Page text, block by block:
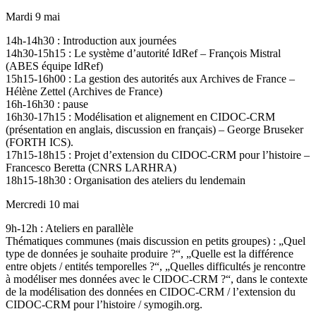
Mardi 9 mai
14h-14h30 : Introduction aux journées
14h30-15h15 : Le système d’autorité IdRef – François Mistral
(ABES équipe IdRef)
15h15-16h00 : La gestion des autorités aux Archives de France –
Hélène Zettel (Archives de France)
16h-16h30 : pause
16h30-17h15 : Modélisation et alignement en CIDOC-CRM
(présentation en anglais, discussion en français) – George Bruseker
(FORTH ICS).
17h15-18h15 : Projet d’extension du CIDOC-CRM pour l’histoire –
Francesco Beretta (CNRS LARHRA)
18h15-18h30 : Organisation des ateliers du lendemain
Mercredi 10 mai
9h-12h : Ateliers en parallèle
Thématiques communes (mais discussion en petits groupes) : „Quel
type de données je souhaite produire ?“, „Quelle est la différence
entre objets / entités temporelles ?“, „Quelles difficultés je rencontre
à modéliser mes données avec le CIDOC-CRM ?“, dans le contexte
de la modélisation des données en CIDOC-CRM / l’extension du
CIDOC-CRM pour l’histoire / symogih.org.